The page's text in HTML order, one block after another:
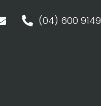
(04) 600 9149